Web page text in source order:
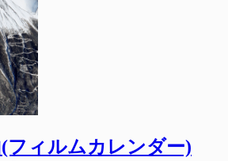
(フィルムカレンダー)